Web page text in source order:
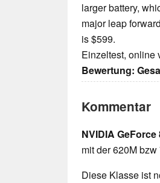
larger battery,
major leap
is $599.
Einzeltest, online
Bewertung:
Kommentar
NVIDIA GeForce
mit der 620M
Diese Klasse ist